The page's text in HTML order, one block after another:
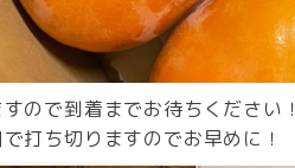
ので到着までお待ちください！
打ち切りますのでお早めに！